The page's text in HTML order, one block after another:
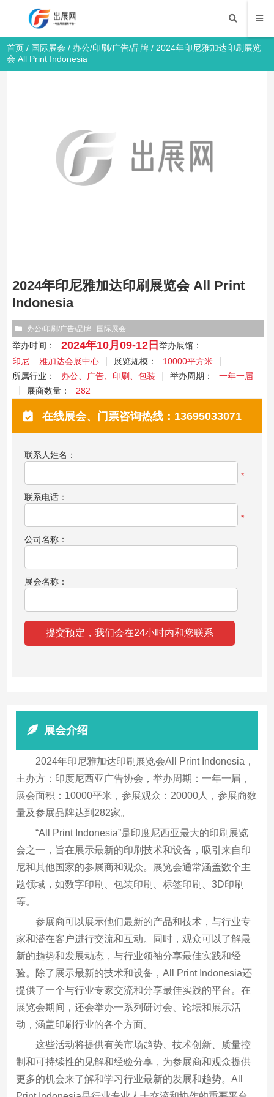
首页 / 国际展会 / 办公/印刷/广告/品牌 / 2024年印尼雅加达印刷展览
会 All Print Indonesia
2024年印尼雅加达印刷展览会 All Print
Indonesia
办公/印刷/广告/品牌 国际展会
举办时间： 2024年10月09-12日 举办展馆：
印尼 – 雅加达会展中心
展览规模：
10000平方米
所属行业：
办公、广告、印刷、包装 举办周期：
一年一届
展商数量：
282
在线展会、门票咨询热线：13695033071
联系人姓名：
*
联系电话：
*
公司名称：
展会名称：
展会介绍
2024年印尼雅加达印刷展览会All Print Indonesia，
主办方：印度尼西亚广告协会，举办周期：一年一届，
展会面积：10000平米，参展观众：20000人，参展商数
量及参展品牌达到282家。
“All Print Indonesia”是印度尼西亚最大的印刷展览
会之一，旨在展示最新的印刷技术和设备，吸引来自印
尼和其他国家的参展商和观众。展览会通常涵盖数个主
题领域，如数字印刷、包装印刷、标签印刷、3D印刷
等。
参展商可以展示他们最新的产品和技术，与行业专
家和潜在客户进行交流和互动。同时，观众可以了解最
新的趋势和发展动态，与行业领袖分享最佳实践和经
验。除了展示最新的技术和设备，All Print Indonesia还
提供了一个与行业专家交流和分享最佳实践的平台。在
展览会期间，还会举办一系列研讨会、论坛和展示活
动，涵盖印刷行业的各个方面。
这些活动将提供有关市场趋势、技术创新、质量控
制和可持续性的见解和经验分享，为参展商和观众提供
更多的机会来了解和学习行业最新的发展和趋势。All